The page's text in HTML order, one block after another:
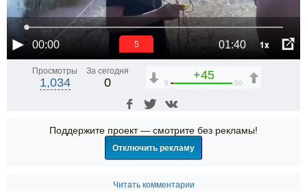
00:00 01:40 1x
5
Просмотры
1,034
За сегодня
0
+45
5 50
Поддержите проект — смотрите без рекламы!
Отключить рекламу
Читать комментарии